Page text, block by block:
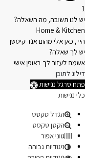
1
יש לנו תשובה, מה השאלה?
Home & Kitchen
היי , כאן אלי מהום אנד קיטשן
יש לך שאלה?
אשמח לעזור לך באופן אישי
דילוג לתוכן
פתח סרגל נגישות
כלי נגישות
הגדל טקסט
הקטן טקסט
גווני אפור
ניגודיות גבוהה